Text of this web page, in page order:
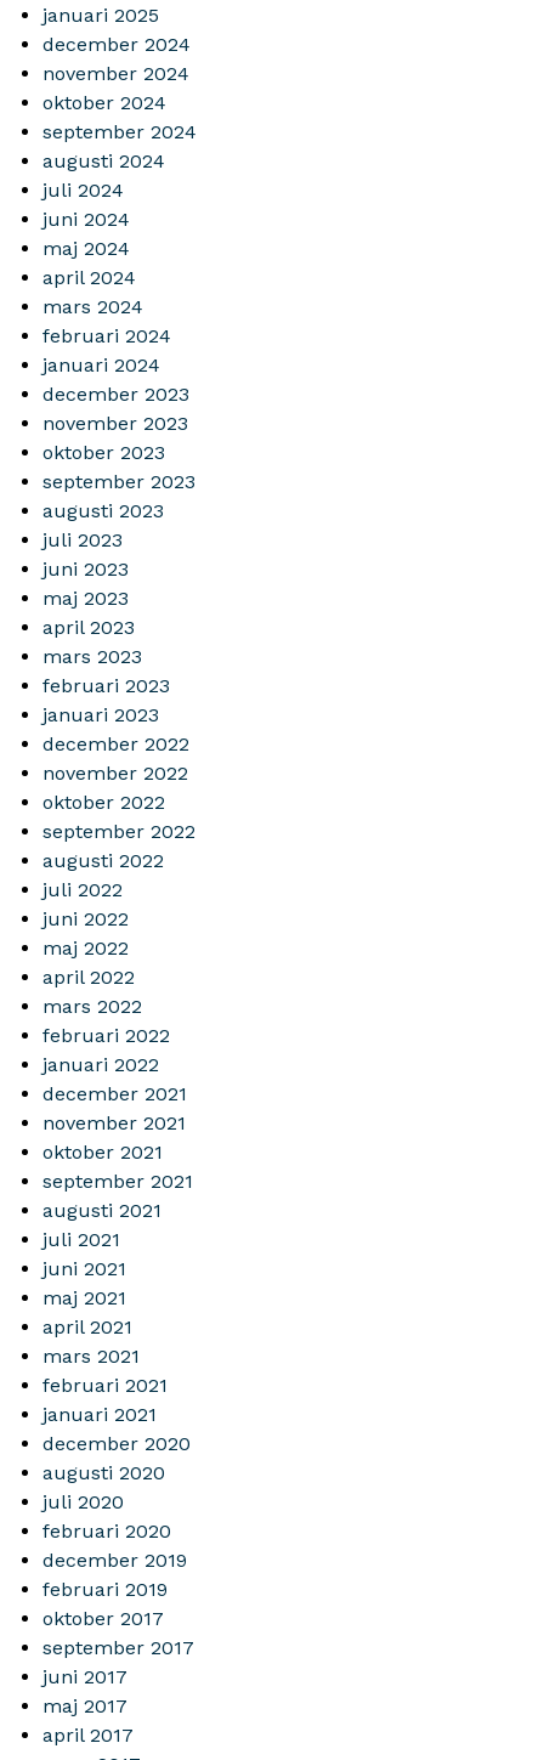
januari 2025
december 2024
november 2024
oktober 2024
september 2024
augusti 2024
juli 2024
juni 2024
maj 2024
april 2024
mars 2024
februari 2024
januari 2024
december 2023
november 2023
oktober 2023
september 2023
augusti 2023
juli 2023
juni 2023
maj 2023
april 2023
mars 2023
februari 2023
januari 2023
december 2022
november 2022
oktober 2022
september 2022
augusti 2022
juli 2022
juni 2022
maj 2022
april 2022
mars 2022
februari 2022
januari 2022
december 2021
november 2021
oktober 2021
september 2021
augusti 2021
juli 2021
juni 2021
maj 2021
april 2021
mars 2021
februari 2021
januari 2021
december 2020
augusti 2020
juli 2020
februari 2020
december 2019
februari 2019
oktober 2017
september 2017
juni 2017
maj 2017
april 2017